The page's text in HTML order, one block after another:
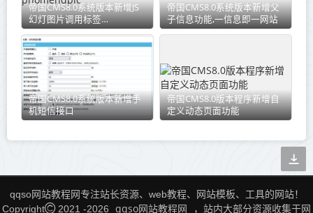
帝国CMS8.0系统版本新增JS
幻灯图片调用标签
phomehdpic
帝国CMS8.0系统版本新增父
子信息功能,一信息即一网站
帝国CMS8.0系统版本新增手
机短信接口
帝国CMS8.0版本程序新增自
定义动态页面功能
qqso网站教程网专注站长资源、web教程、网站模板、工具的网站！
Copyright
2021 -2026 qqso网站教程网 ，站内大部分资源收集于网